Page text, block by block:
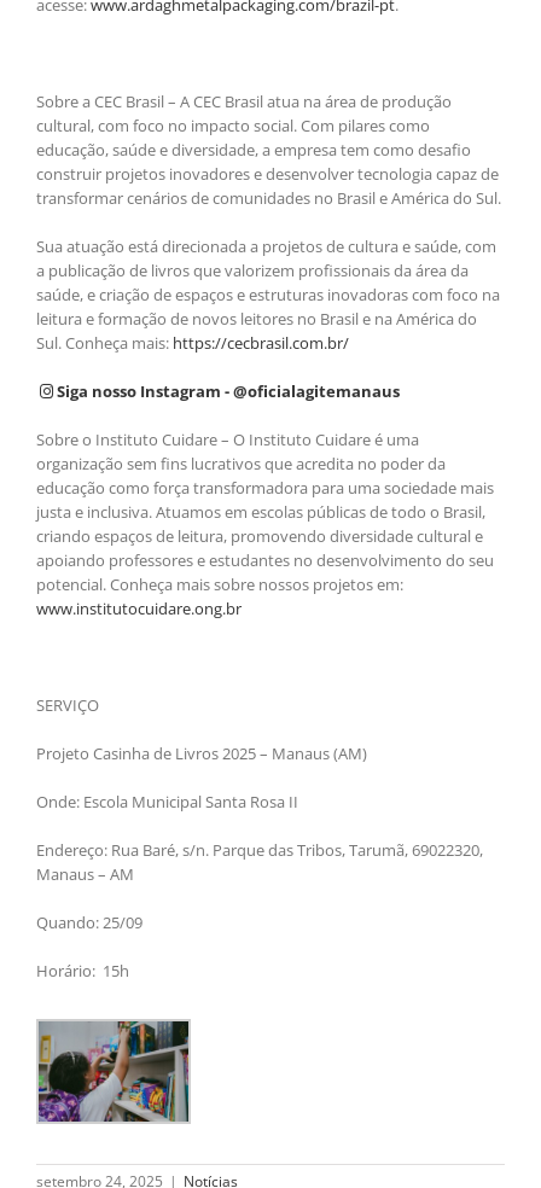
acesse:www.ardaghmetalpackaging.com/brazil-pt.
Sobre a CEC Brasil – A CEC Brasil atua na área de produção
cultural, com foco no impacto social. Com pilares como
educação, saúde e diversidade, a empresa tem como desafio
construir projetos inovadores e desenvolver tecnologia capaz de
transformar cenários de comunidades no Brasil e América do Sul.
Sua atuação está direcionada a projetos de cultura e saúde, com
a publicação de livros que valorizem profissionais da área da
saúde, e criação de espaços e estruturas inovadoras com foco na
leitura e formação de novos leitores no Brasil e na América do
Sul. Conheça mais: https://cecbrasil.com.br/
Siga nosso Instagram - @oficialagitemanaus
Sobre o Instituto Cuidare – O Instituto Cuidare é uma
organização sem fins lucrativos que acredita no poder da
educação como força transformadora para uma sociedade mais
justa e inclusiva. Atuamos em escolas públicas de todo o Brasil,
criando espaços de leitura, promovendo diversidade cultural e
apoiando professores e estudantes no desenvolvimento do seu
potencial. Conheça mais sobre nossos projetos em:
www.institutocuidare.ong.br
SERVIÇO
Projeto Casinha de Livros 2025 – Manaus (AM)
Onde: Escola Municipal Santa Rosa II
Endereço: Rua Baré, s/n. Parque das Tribos, Tarumã, 69022320,
Manaus – AM
Quando: 25/09
Horário: 15h
setembro 24, 2025 | Notícias